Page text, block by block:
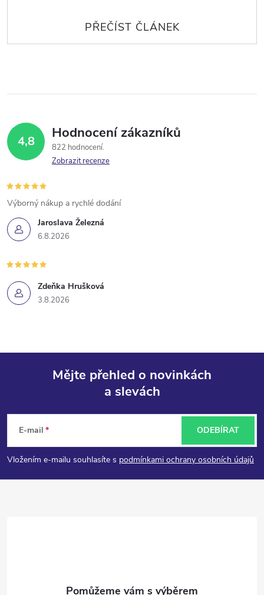
4,8 Hodnocení zákazníků
822 hodnocení
Zobrazit recenze
Jaroslava Železná
6.8.2026
Výborný nákup a rychlé dodání
Zdeňka Hrušková
3.8.2026
p
a
Mějte přehled o novinkách
a slevách
E-mail
Vložením e-mailu souhlasíte s podmínkami ochrany osobních údajů
ODEBÍRAT